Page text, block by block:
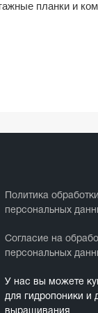
планки и
Политика обработки
персональных
Cогласие на
персональных
У нас вы можете
для гидропоники и